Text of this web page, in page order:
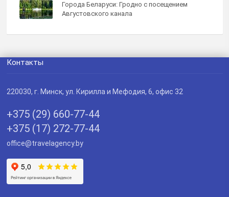
Города Беларуси: Гродно с посещением
Августовского канала
Контакты
220030, г. Минск, ул. Кирилла и Мефодия, 6, офис 32
+375 (29) 660-77-44
+375 (17) 272-77-44
office@travelagency.by